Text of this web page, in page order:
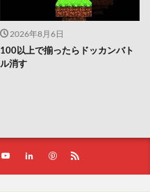
2026年8月6日
100以上で揃ったらドッカンバト
ル消す